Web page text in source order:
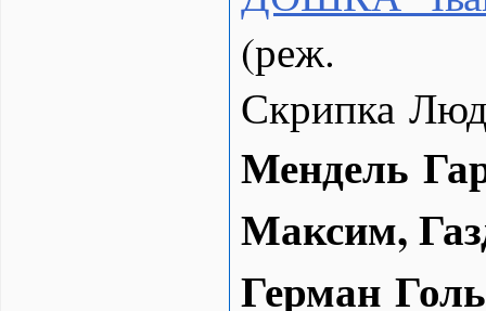
(реж.
Скрипка
Мендель
Максим,
Герман